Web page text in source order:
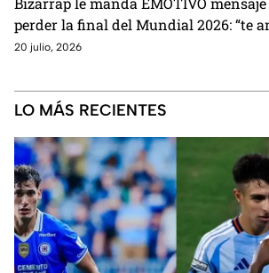
perder la final del Mundial 2026: “te
20 julio, 2026
LO MÁS RECIENTES